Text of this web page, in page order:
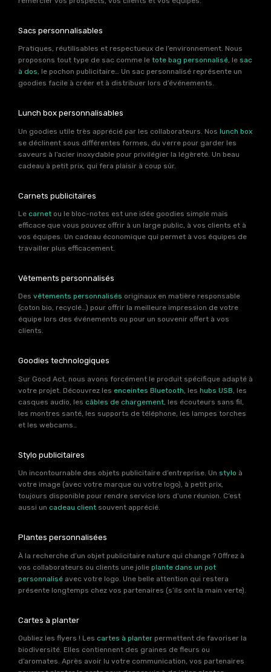
Sacs personnalisables
Pratiques, réutilisables et respectueux de l’environnement. Nous
proposons tout type de sac comme le tote bag personnalisé, le sac
à dos, le pochon publicitaire… Un sac personnalisé représente un
goodies facile à créer et à distribuer lors d’événements.
Lunch box personnalisables
Un goodies utile très apprécié par les collaborateurs. Nos lunch box
se déclinent sous différentes formes, du verre pour garder les
saveurs à l’acier inoxydable pour privilégier la légèreté. Un beau
cadeau à petit prix, qui fera plaisir à coup sûr.
Carnets publicitaires
Le carnet ou le bloc-notes est une idée goodies simple mais
efficace que vous pouvez offrir à un large public, à vos clients et à
vos équipes. Un cadeau économique qui permet à vos équipes de
travailler plus efficacement.
Vêtements personnalisés
Des vêtements personnalisés originaux en matière responsable
(coton bio, recyclé…) pour offrir la meilleure impression de votre
équipe lors des événements ou pour un souvenir offert à vos
clients.
Goodies technologiques
Sur Good Act, nous avons forcément le produit spécifique adapté à
votre projet. Découvrez les enceintes Bluetooth , les hubs USB , les
casques audio, les câbles de chargement , les écouteurs sans fil,
les montres santé, les supports de téléphone, les lampes torches
et les webcams…
Stylo publicitaires
Un incontournable des objets publicitaire d’entreprise. Un stylo à
votre image (avec votre marque ou votre logo), à petit prix,
toujours disponible pour rendre service lors d’une réunion. C’est
aussi un cadeau client souvent apprécié.
Plantes personnalisées
À la recherche d’un objet publicitaire nature qui change ? Offrez à
vos collaborateurs ou clients une jolie plante dans un pot
personnalisé avec votre logo. Une belle attention qui restera
présente longtemps chez vos partenaires (s’ils ont la main verte).
Cartes à planter
Oubliez les flyers ! Les cartes à planter permettent de favoriser la
biodiversité. Elles contiennent des graines de fleurs ou
d’aromates. Après avoir lu votre communication, vos partenaires